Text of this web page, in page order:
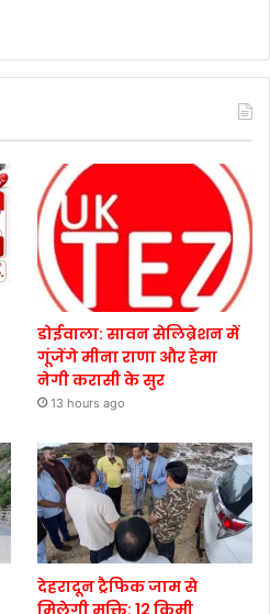
डोईवाला: सावन सेलिब्रेशन में
गूंजेंगे मीना राणा और हेमा
नेगी करासी के सुर
13 hours ago
देहरादून ट्रैफिक जाम से
मिलेगी मुक्ति: 12 किमी